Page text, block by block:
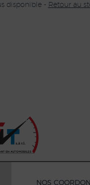
disponible - Retour au
NOS